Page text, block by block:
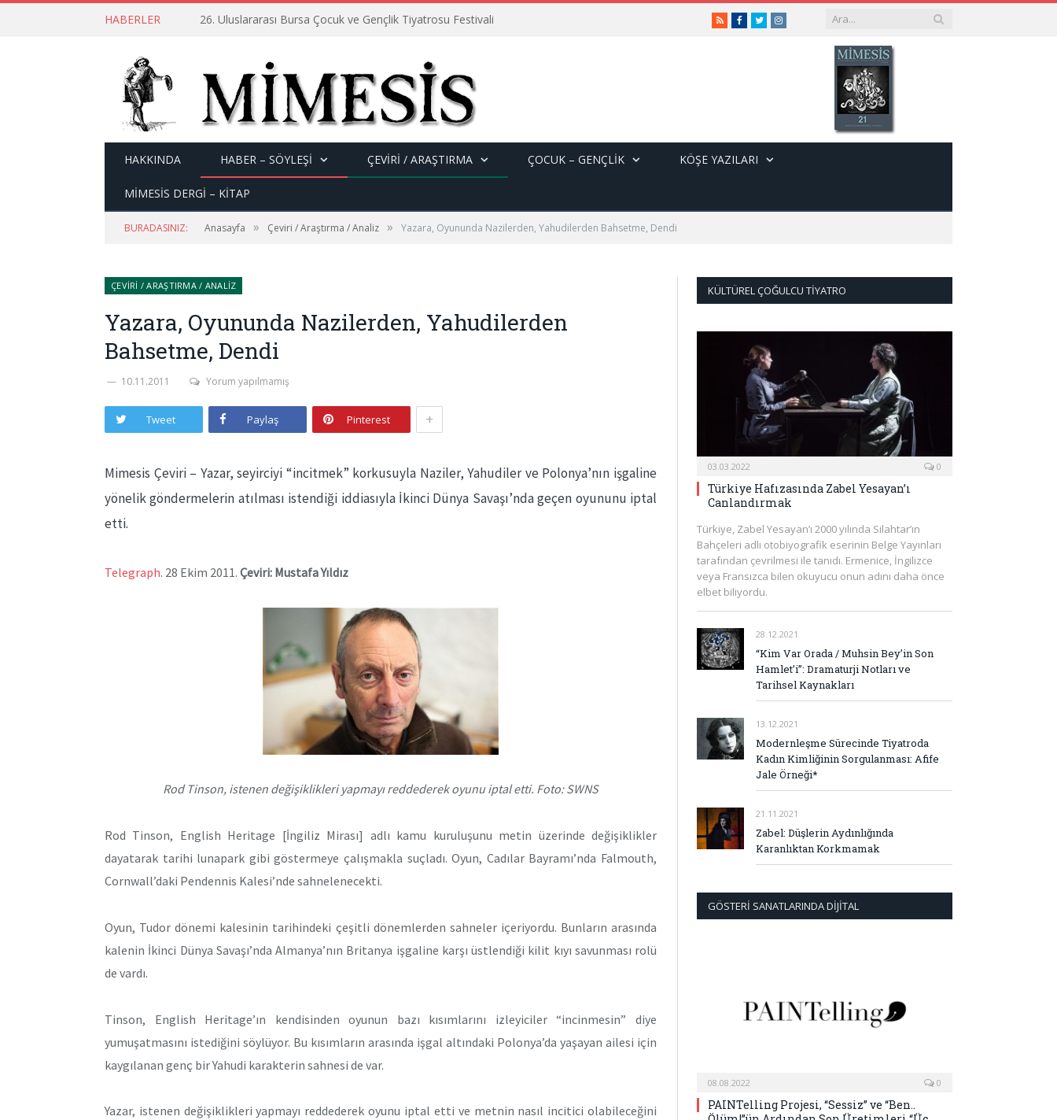
HABERLER 26. Uluslararası Bursa Çocuk ve Gençlik Tiyatrosu Festivali RSSFacebook
TwitterInstagram
HAKKINDA HABER – SÖYLEŞI ÇEVİRİ / ARAŞTIRMA ÇOCUK – GENÇLIK KÖŞE YAZILARI
MİMESİS DERGİ – KİTAP
BURADASINIZ: Anasayfa » Çeviri / Araştırma / Analiz » Yazara, Oyununda Nazilerden, Yahudilerden Bahsetme, Dendi
ÇEVIRI / ARAŞTIRMA / ANALIZ
Yazara, Oyununda Nazilerden, Yahudilerden
Bahsetme, Dendi
10.11.2011 Yorum yapılmamış
Tweet Paylaş Pinterest +
Mimesis Çeviri – Yazar, seyirciyi “incitmek” korkusuyla Naziler, Yahudiler ve Polonya’nın işgaline
yönelik göndermelerin atılması istendiği iddiasıyla İkinci Dünya Savaşı’nda geçen oyununu iptal
etti.
Telegraph. 28 Ekim 2011. Çeviri: Mustafa Yıldız
Rod Tinson, istenen değişiklikleri yapmayı reddederek oyunu iptal etti. Foto: SWNS
Rod Tinson, English Heritage [İngiliz Mirası] adlı kamu kuruluşunu metin üzerinde değişiklikler
dayatarak tarihi lunapark gibi göstermeye çalışmakla suçladı. Oyun, Cadılar Bayramı’nda Falmouth,
Cornwall’daki Pendennis Kalesi’nde sahnelenecekti.
Oyun, Tudor dönemi kalesinin tarihindeki çeşitli dönemlerden sahneler içeriyordu. Bunların arasında
kalenin İkinci Dünya Savaşı’nda Almanya’nın Britanya işgaline karşı üstlendiği kilit kıyı savunması rolü
de vardı.
Tinson, English Heritage’ın kendisinden oyunun bazı kısımlarını izleyiciler “incinmesin” diye
yumuşatmasını istediğini söylüyor. Bu kısımların arasında işgal altındaki Polonya’da yaşayan ailesi için
kaygılanan genç bir Yahudi karakterin sahnesi de var.
Yazar, istenen değişiklikleri yapmayı reddederek oyunu iptal etti ve metnin nasıl incitici olabileceğini
KÜLTÜREL ÇOĞULCU TIYATRO
03.03.2022 0
Türkiye Hafızasında Zabel Yesayan’ı
Canlandırmak
Türkiye, Zabel Yesayan’ı 2000 yılında Silahtar’ın
Bahçeleri adlı otobiyografik eserinin Belge Yayınları
tarafından çevrilmesi ile tanıdı. Ermenice, İngilizce
veya Fransızca bilen okuyucu onun adını daha önce
elbet biliyordu.
28.12.2021
“Kim Var Orada / Muhsin Bey’in Son
Hamlet’i”: Dramaturji Notları ve
Tarihsel Kaynakları
13.12.2021
Modernleşme Sürecinde Tiyatroda
Kadın Kimliğinin Sorgulanması: Afife
Jale Örneği*
21.11.2021
Zabel: Düşlerin Aydınlığında
Karanlıktan Korkmamak
GÖSTERI SANATLARINDA DIJITAL
08.08.2022 0
PAINTelling Projesi, “Sessiz” ve “Ben..